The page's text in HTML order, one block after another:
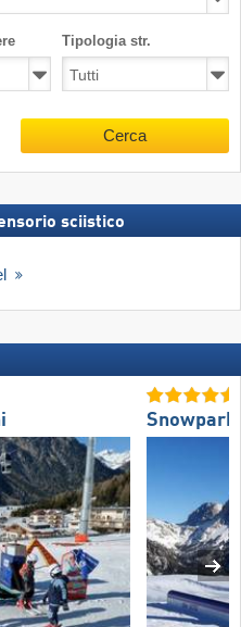
Tipologia str.
Cerca
sciistico